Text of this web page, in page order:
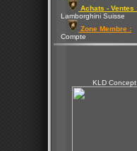
Achats - Ventes
Lamborghini Suisse
Zone Membre :
Compte
KLD Concept